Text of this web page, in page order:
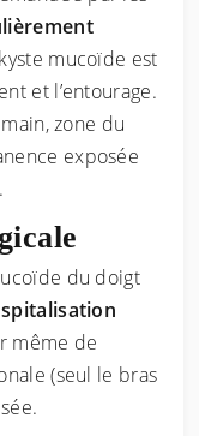
mucoïde est
et l’entourage.
zone du
exposée
du doigt
même de
(seul le bras